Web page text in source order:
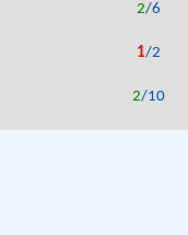
2/6
1/2
2/10